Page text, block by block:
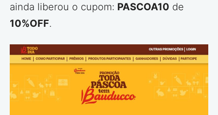
ainda liberou o cupom: PASCOA10 de
10%OFF.